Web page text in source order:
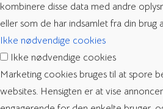
kombinere disse data med andre
eller som de har indsamlet fra din brug
Ikke nødvendige cookies
Ikke nødvendige cookies
Marketing cookies bruges til at spore
websites. Hensigten er at vise